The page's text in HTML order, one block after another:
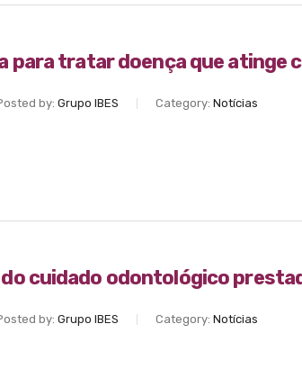
para tratar doença que atinge
by: Grupo IBES Category: Notícias
cuidado odontológico
by: Grupo IBES Category: Notícias